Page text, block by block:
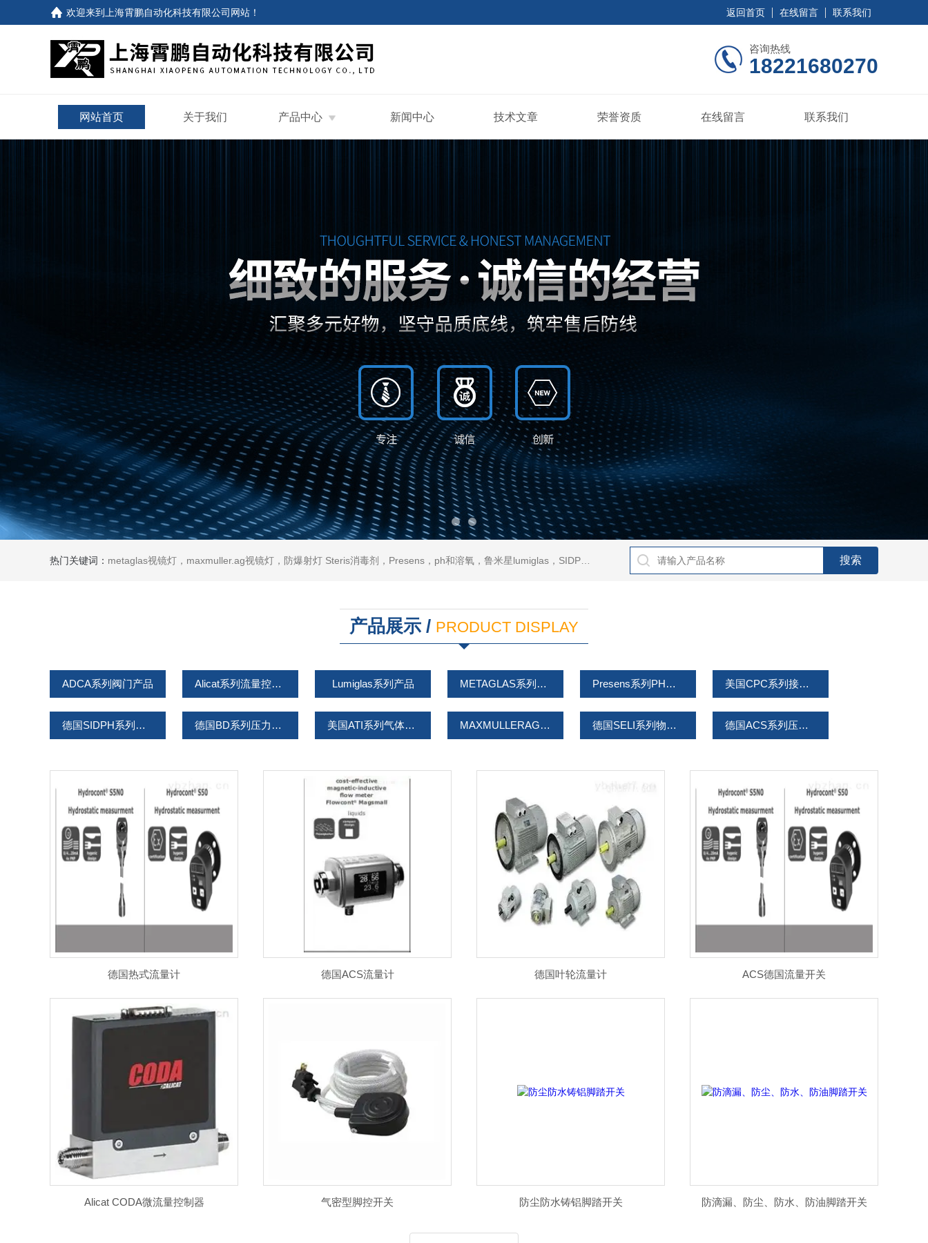
欢迎来到 上海霄鹏自动化科技有限公司网站 ！ 返回首页 在线留言 联系我们
咨询热线
18221680270
网站首页 关于我们 产品中心 新闻中心 技术文章 荣誉资质 在线留言 联系我们
热门关键词： metaglas视镜灯，maxmuller.ag视镜灯，防爆射灯 Steris消毒剂，Presens，ph和溶氧，鲁米星lumiglas，SIDPH露点仪，进口气体分析仪
产品展示 / PRODUCT DISPLAY
ADCA系列阀门产品 Alicat系列流量控制器产品 Lumiglas系列产品 METAGLAS系列产品 Presens系列PH和溶氧产品 美国CPC系列接头产品
德国SIDPH系列露点仪产品 德国BD系列压力产品 美国ATI系列气体分析产品 MAXMULLERAG系列视镜灯 德国SELI系列物位液位产品 德国ACS系列压力温度流量
瑞士Vogtlin产品 韩国PG定位器产品系列 德国HAKE 德国Drukon阀门
Parker水枪 WATTS沃茨阀门 NAGANO KEIKI长野计器
艾默生Emerson WIKA威卡压力表 TOPWORX阀 德国SCHLICK
意大利COELBO
美国linemaster
德国热式流量计 德国ACS流量计 德国叶轮流量计 ACS德国流量开关
Alicat CODA微流量控制器 气密型脚控开关 防尘防水铸铝脚踏开关 防滴漏、防尘、防水、防油脚踏开关